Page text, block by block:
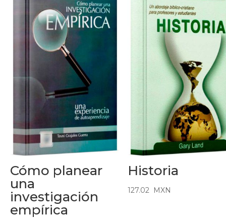
Cómo planear
una
investigación
empírica
Historia
127.02 MXN